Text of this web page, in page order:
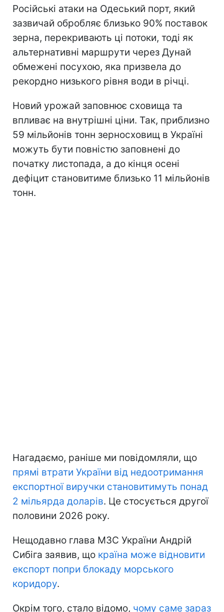
Російські атаки на Одеський порт, який
зазвичай обробляє близько 90% поставок
зерна, перекривають ці потоки, тоді як
альтернативні маршрути через Дунай
обмежені посухою, яка призвела до
рекордно низького рівня води в річці.
Новий урожай заповнює сховища та
впливає на внутрішні ціни. Так, приблизно
59 мільйонів тонн зерносховищ в Україні
можуть бути повністю заповнені до
початку листопада, а до кінця осені
дефіцит становитиме близько 11 мільйонів
тонн.
Нагадаємо, раніше ми повідомляли, що
прямі втрати України від недоотримання
експортної виручки становитимуть понад
2 мільярда доларів. Це стосується другої
половини 2026 року.
Нещодавно глава МЗС України Андрій
Сибіга заявив, що країна може відновити
експорт попри блокаду морського
коридору.
Окрім того, стало відомо, чому саме зараз